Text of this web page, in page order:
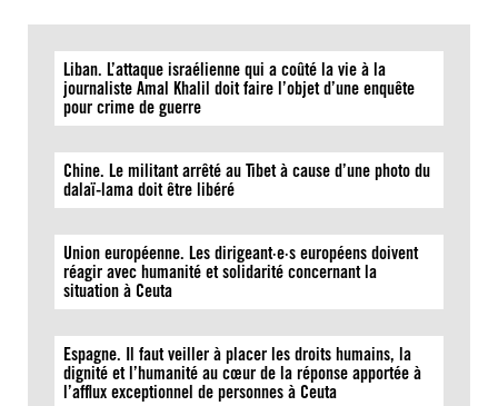
Liban. L’attaque israélienne qui a coûté la vie à la
journaliste Amal Khalil doit faire l’objet d’une enquête
pour crime de guerre
Chine. Le militant arrêté au Tibet à cause d’une photo du
dalaï-lama doit être libéré
Union européenne. Les dirigeant·e·s européens doivent
réagir avec humanité et solidarité concernant la
situation à Ceuta
Espagne. Il faut veiller à placer les droits humains, la
dignité et l’humanité au cœur de la réponse apportée à
l’afflux exceptionnel de personnes à Ceuta